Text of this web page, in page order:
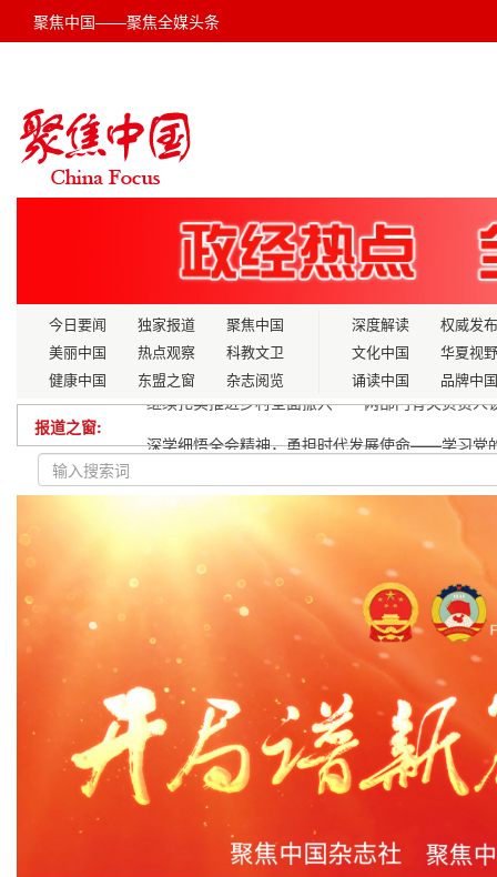
聚焦中国——聚焦全媒头条
今日要闻 独家报道
聚焦中国
美丽中国
热点观察
科教文卫
健康中国
东盟之窗 杂志阅览
深度解读
权威发布
文化中国
华夏视野
诵读中国
品牌中国
报道之窗:
工信部：推动绿色低碳产业发展加快转型
消费新增长点持续壮大 更多国货“潮品”走俏市场
中国发展高层论坛2024年年会在京开幕
民进浙江省委会举办“我身边的先进”宣讲报告会
“瓷的旅程”—2023景德镇国际陶瓷艺术双年展盛大
在“学中干、干中学”上提升执政为民能力
招聘会现场，人从众！
继续扎实推进乡村全面振兴——两部门有关负责人